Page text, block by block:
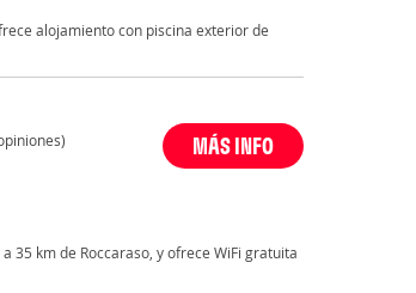
alojamiento con piscina exterior de
MÁS INFO
35 km de Roccaraso, y ofrece WiFi gratuita